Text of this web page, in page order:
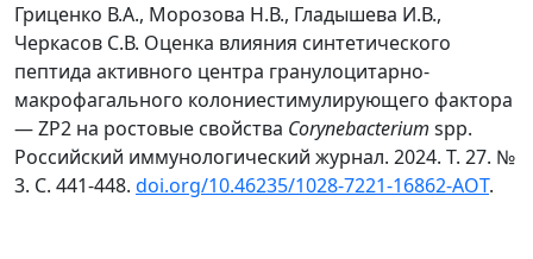
Гриценко В.А., Морозова Н.В., Гладышева И.В.,
Черкасов С.В. Оценка влияния синтетического
пептида активного центра гранулоцитарно-
макрофагального колониестимулирующего фактора
— ZP2 на ростовые свойства Corynebacterium spp.
Российский иммунологический журнал. 2024. Т. 27. №
3. С. 441-448. doi.org/10.46235/1028-7221-16862-AOT.